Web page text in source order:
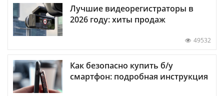
Лучшие видеорегистраторы в
2026 году: хиты продаж
49532
Как безопасно купить б/у
смартфон: подробная инструкция